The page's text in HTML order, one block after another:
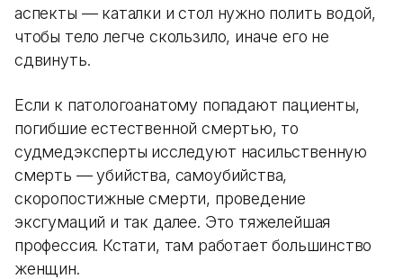
аспекты — каталки и стол нужно полить водой,
чтобы тело легче скользило, иначе его не
сдвинуть.
Если к патологоанатому попадают пациенты,
погибшие естественной смертью, то
судмедэксперты исследуют насильственную
смерть — убийства, самоубийства,
скоропостижные смерти, проведение
эксгумаций и так далее. Это тяжелейшая
профессия. Кстати, там работает большинство
женщин.